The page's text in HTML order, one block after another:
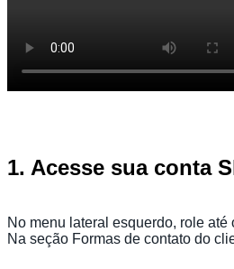
1. Acesse sua conta
No menu lateral esquerdo, role
Na seção Formas de contato do